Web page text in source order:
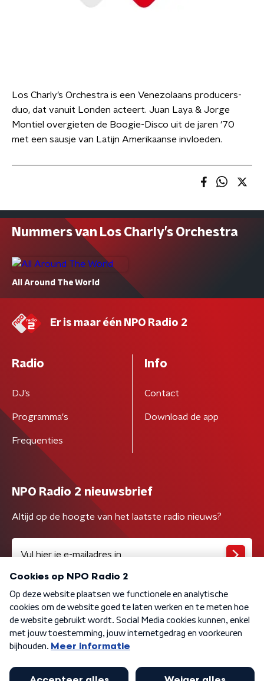
Los Charly’s Orchestra is een Venezolaans producers-
duo, dat vanuit Londen acteert. Juan Laya & Jorge
Montiel overgieten de Boogie-Disco uit de jaren '70
met een sausje van Latijn Amerikaanse invloeden.
Nummers van Los Charly’s Orchestra
All Around The World
Er is maar één NPO Radio 2
Radio
DJ’s
Programma's
Frequenties
Info
Contact
Download de app
NPO Radio 2 nieuwsbrief
Altijd op de hoogte van het laatste radio nieuws?
Algemene voorwaarden